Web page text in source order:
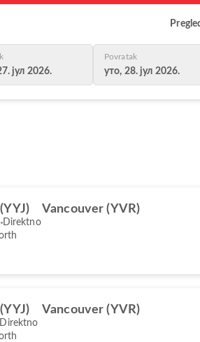
јул 2026.
Povratak
уто, 28. јул 2026.
Vancouver (YVR)
Direktno
Vancouver (YVR)
Direktno